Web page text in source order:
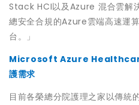
Stack HCI以及Azure 混合雲解
總安全合規的Azure雲端高速運
台。」
Microsoft Azure Healthcare
護需求
目前各榮總分院護理之家以傳統